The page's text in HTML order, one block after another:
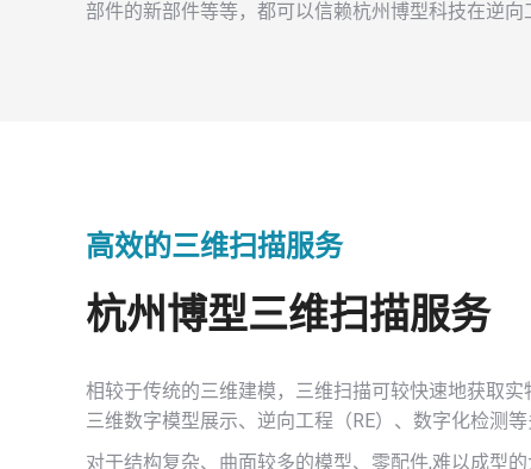
部件的新部件等等，都可以信赖杭州博型科技在逆向
高效的三维扫描服务
杭州博型三维扫描服务
相较于传统的三维建模，三维扫描可较快速地获取
三维数字模型展示、逆向工程（RE）、数字化检测等
对于结构复杂、曲面较多的模型、零配件,难以成型